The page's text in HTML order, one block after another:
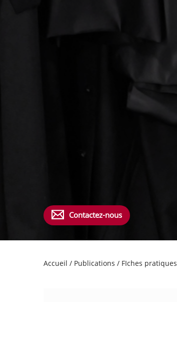
Contactez-nous
Accueil / Publications / FIches pratiques